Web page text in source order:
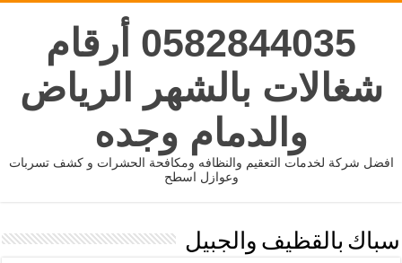
0582844035 أرقام
شغالات بالشهر الرياض
والدمام وجده
افضل شركة لخدمات التعقيم والنظافه ومكافحة الحشرات و كشف تسربات
وعوازل اسطح
سباك بالقظيف والجبيل